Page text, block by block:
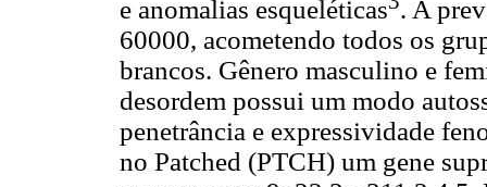
e anomalias esqueléticas . A
60000, acometendo todos os
brancos. Gênero masculino e
desordem possui um modo
penetrância e expressividade
no Patched (PTCH) um gene